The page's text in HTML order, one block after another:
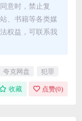
意时，禁止复
、书籍等各类媒
权益，可联系我
夸克网盘 犯罪
收藏 点赞(0)